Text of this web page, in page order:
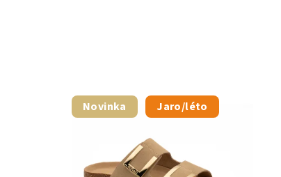
Novinka Jaro/léto